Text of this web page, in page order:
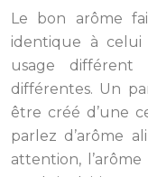
Le bon arôme
identique à
usage différent
différentes. Un
être créé d’une
parlez d’arôme
attention,